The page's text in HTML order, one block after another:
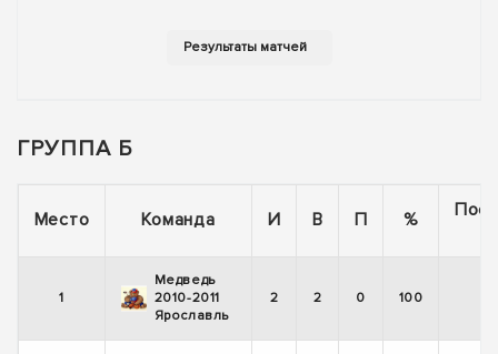
ГРУППА Б
Место Команда И В П %
1
Медведь
2010-2011
Ярославль
2 2 0 100